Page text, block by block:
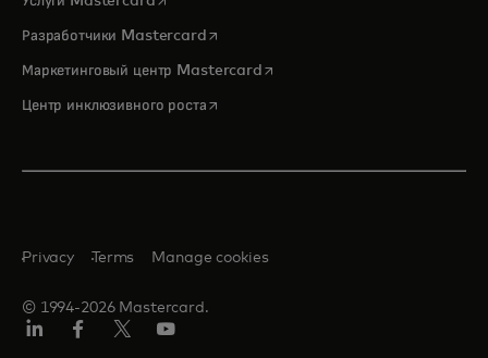
Разработчики Mastercardopens in a new tab
Маркетинговый центр Mastercardopens in a new tab
Центр инклюзивного ростаopens in a new tab
© 1994-2026 Mastercard.
Privacy Terms Manage cookies